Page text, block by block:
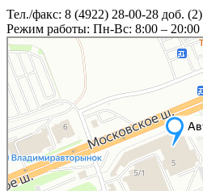
Тел./факс: 8 (4922) 28-00-28 доб. (2)
Режим работы: Пн-Вс: 8:00 – 20:00